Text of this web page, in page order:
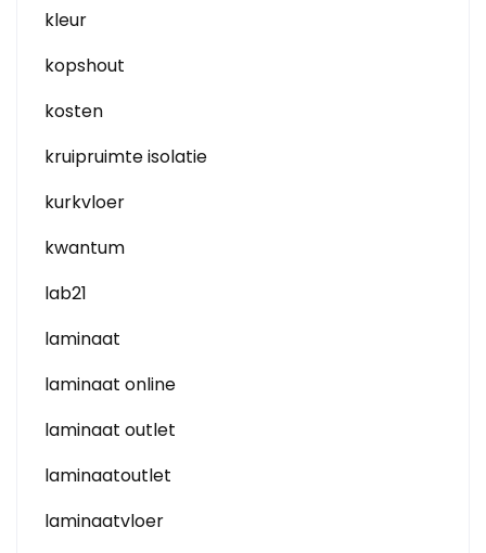
kleur
kopshout
kosten
kruipruimte isolatie
kurkvloer
kwantum
lab21
laminaat
laminaat online
laminaat outlet
laminaatoutlet
laminaatvloer